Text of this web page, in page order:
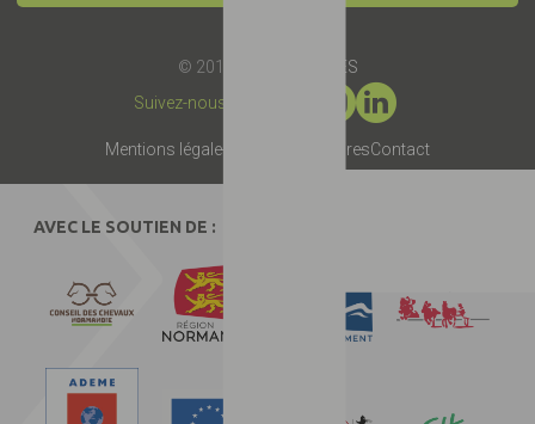
© 2019 -
Label EquuRES
Suivez-nous :
Mentions légales PartenairesContact
AVEC LE SOUTIEN DE :